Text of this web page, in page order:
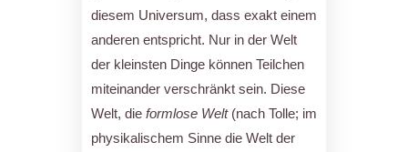
diesem Universum, dass exakt einem
anderen entspricht. Nur in der Welt
der kleinsten Dinge können Teilchen
miteinander verschränkt sein. Diese
Welt, die formlose Welt(nach Tolle; im
physikalischem Sinne die Welt der